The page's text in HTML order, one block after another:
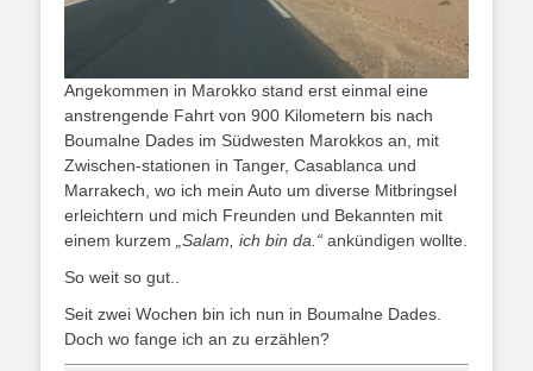
Angekommen in Marokko stand erst einmal eine
anstrengende Fahrt von 900 Kilometern bis nach
Boumalne Dades im Südwesten Marokkos an, mit
Zwischen-stationen in Tanger, Casablanca und
Marrakech, wo ich mein Auto um diverse Mitbringsel
erleichtern und mich Freunden und Bekannten mit
einem kurzem
„Salam, ich bin da.“ ankündigen wollte.
So weit so gut..
Seit zwei Wochen bin ich nun in Boumalne Dades.
Doch wo fange ich an zu erzählen?